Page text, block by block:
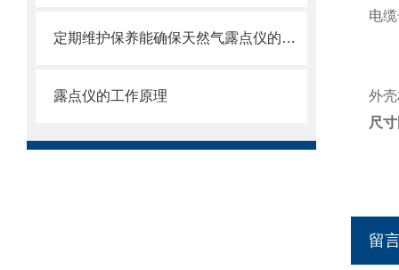
定期维护保养能确保天然气露点仪的正常运行
露点仪的工作原理
电
外
尺
留